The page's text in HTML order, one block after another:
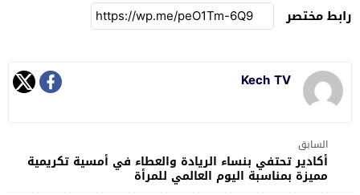
رابط مختصر
Kech TV
السابق
أكادير تحتفي بنساء الريادة والعطاء في أمسية تكريمية
مميزة بمناسبة اليوم العالمي للمرأة